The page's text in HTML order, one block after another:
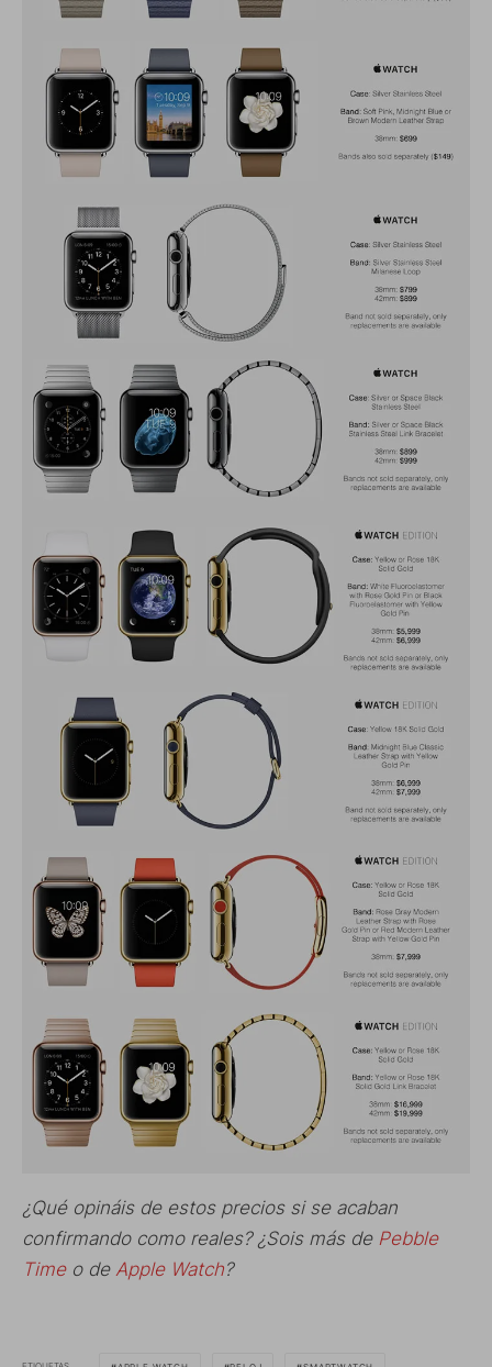
¿Qué opináis de estos precios si se acaban
confirmando como reales? ¿Sois más de Pebble
Timeo de Apple Watch?